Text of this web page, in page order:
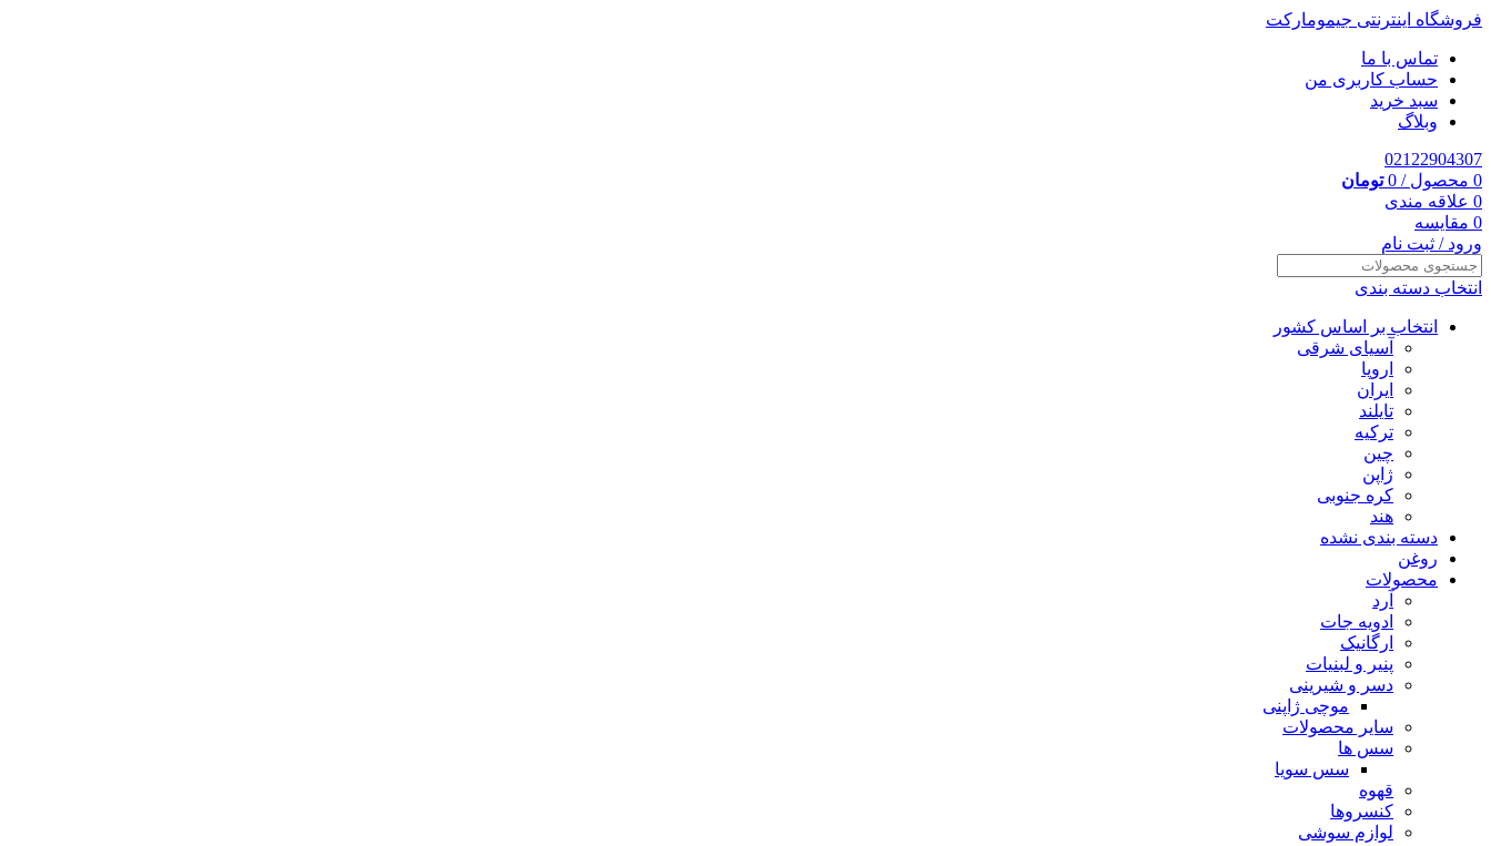
فروشگاه اینترنتی جیمومارکت
تماس با ما
حساب کاربری من
سبد خرید
وبلاگ
02122904307
0 محصول /
0 تومان
0 علاقه مندی
0 مقایسه
ورود / ثبت نام
انتخاب دسته بندی
انتخاب بر اساس کشور
آسیای شرقی
اروپا
ایران
تایلند
ترکیه
چین
ژاپن
کره جنوبی
هند
دسته بندی نشده
روغن
محصولات
آرد
ادویه جات
ارگانیک
پنیر و لبنیات
دسر و شیرینی
موچی ژاپنی
سایر محصولات
سس ها
سس سویا
قهوه
کنسروها
لوازم سوشی